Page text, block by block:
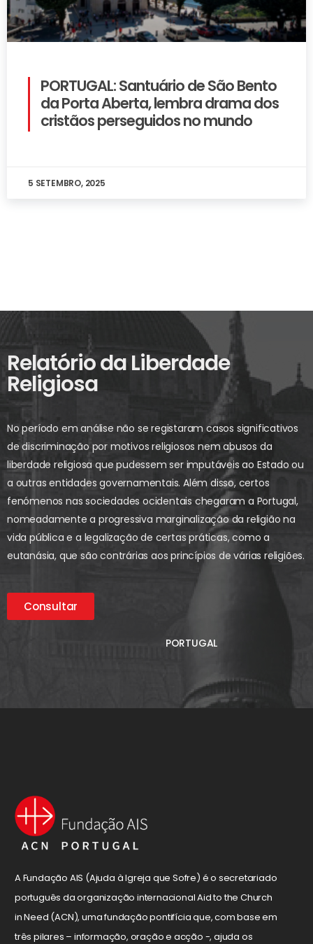
PORTUGAL: Santuário de São Bento
da Porta Aberta, lembra drama dos
cristãos perseguidos no mundo
5 SETEMBRO, 2025
Relatório da Liberdade
Religiosa
No período em análise não se registaram casos significativos
de discriminação por motivos religiosos nem abusos da
liberdade religiosa que pudessem ser imputáveis ao Estado ou
a outras entidades governamentais. Além disso, certos
fenómenos nas sociedades ocidentais chegaram a Portugal,
nomeadamente a progressiva marginalização da religião na
vida pública e a legalização de certas práticas, como a
eutanásia, que são contrárias aos princípios de várias religiões.
Consultar
PORTUGAL
A Fundação AIS (Ajuda à Igreja que Sofre) é o secretariado
português da organização internacional Aid to the Church
in Need (ACN), uma fundação pontifícia que, com base em
três pilares – informação, oração e acção -, ajuda os